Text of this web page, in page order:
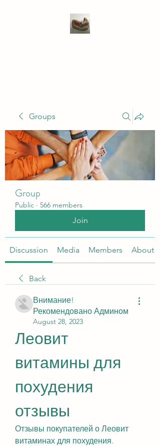
Groups
Group
Public · 566 members
Join
Discussion Media Members About
Back
Внимание!
Рекомендовано Админом
August 28, 2023
Леовит
витамины для
похудения
отзывы
Отзывы покупателей о Леовит
витаминах для похудения.